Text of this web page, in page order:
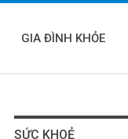
GIA ĐÌNH KHỎE
SỨC KHOẺ